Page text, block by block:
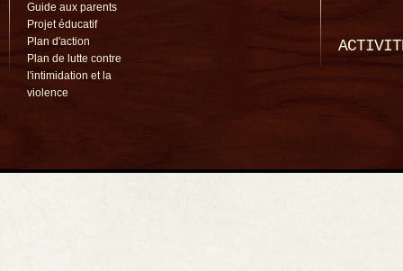
Guide aux parents
Projet éducatif
Plan d'action
Plan de lutte contre
l'intimidation et la
violence